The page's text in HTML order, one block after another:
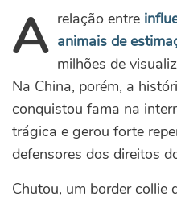
A relação entre
animais de
milhões de
Na China, porém, a
conquistou fama na
trágica e gerou forte
defensores dos direitos
Chutou, um border collie